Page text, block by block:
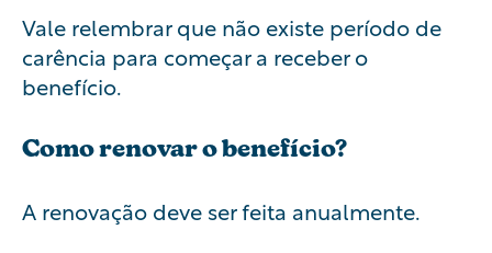
Vale relembrar que não existe período de
carência para começar a receber o
benefício.
Como renovar o benefício?
A renovação deve ser feita anualmente.